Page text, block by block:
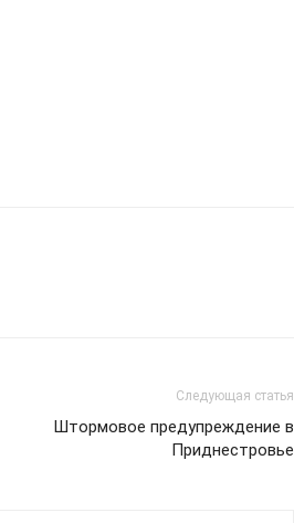
Следующая статья
Штормовое предупреждение в
Приднестровье